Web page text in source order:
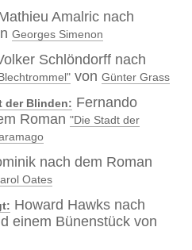
Amalric nach
Georges Simenon
Schlöndorff nach
von Günter Grass
der Blinden: Fernando
Roman "Die Stadt der
nach dem Roman
Oates
Howard Hawks nach
einem Bünenstück von